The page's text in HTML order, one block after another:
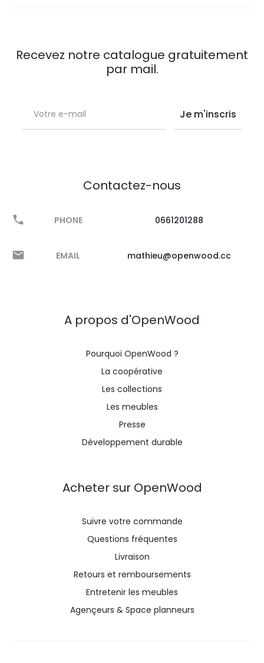
Recevez notre catalogue gratuitement
par mail.
Contactez-nous
PHONE 0661201288
EMAIL mathieu@openwood.cc
A propos d'OpenWood
Pourquoi OpenWood ?
La coopérative
Les collections
Les meubles
Presse
Développement durable
Acheter sur OpenWood
Suivre votre commande
Questions fréquentes
Livraison
Retours et remboursements
Entretenir les meubles
Agençeurs & Space planneurs